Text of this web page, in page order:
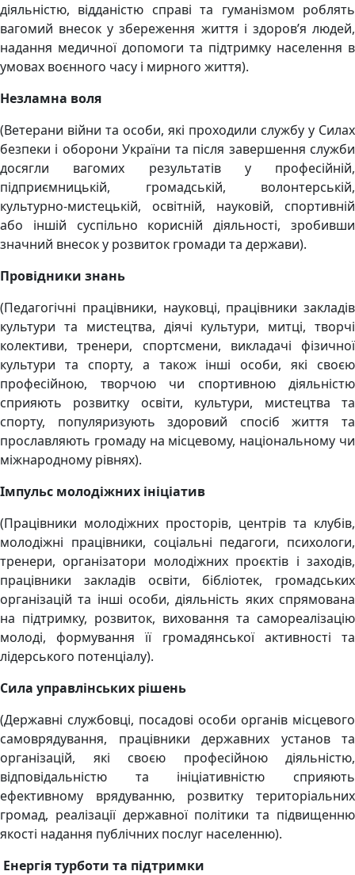
діяльністю, відданістю справі та гуманізмом роблять
вагомий внесок у збереження життя і здоров’я людей,
надання медичної допомоги та підтримку населення в
умовах воєнного часу і мирного життя).
Незламна воля
(Ветерани війни та особи, які проходили службу у Силах
безпеки і оборони України та після завершення служби
досягли вагомих результатів у професійній,
підприємницькій, громадській, волонтерській,
культурно-мистецькій, освітній, науковій, спортивній
або іншій суспільно корисній діяльності, зробивши
значний внесок у розвиток громади та держави).
Провідники знань
(Педагогічні працівники, науковці, працівники закладів
культури та мистецтва, діячі культури, митці, творчі
колективи, тренери, спортсмени, викладачі фізичної
культури та спорту, а також інші особи, які своєю
професійною, творчою чи спортивною діяльністю
сприяють розвитку освіти, культури, мистецтва та
спорту, популяризують здоровий спосіб життя та
прославляють громаду на місцевому, національному чи
міжнародному рівнях).
Імпульс молодіжних ініціатив
(Працівники молодіжних просторів, центрів та клубів,
молодіжні працівники, соціальні педагоги, психологи,
тренери, організатори молодіжних проєктів і заходів,
працівники закладів освіти, бібліотек, громадських
організацій та інші особи, діяльність яких спрямована
на підтримку, розвиток, виховання та самореалізацію
молоді, формування її громадянської активності та
лідерського потенціалу).
Сила управлінських рішень
(Державні службовці, посадові особи органів місцевого
самоврядування, працівники державних установ та
організацій, які своєю професійною діяльністю,
відповідальністю та ініціативністю сприяють
ефективному врядуванню, розвитку територіальних
громад, реалізації державної політики та підвищенню
якості надання публічних послуг населенню).
Енергія турботи та підтримки